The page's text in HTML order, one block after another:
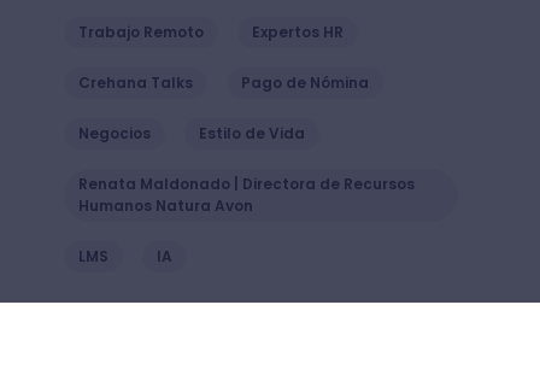
Trabajo Remoto Expertos HR
Crehana Talks Pago de Nómina
Negocios Estilo de Vida
Renata Maldonado | Directora de Recursos
Humanos Natura Avon
LMS IA